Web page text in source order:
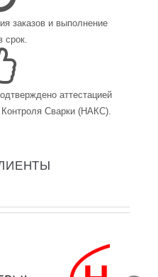
заказов и выполнение
срок.
аттестацией
Контроля Сварки (НАКС).